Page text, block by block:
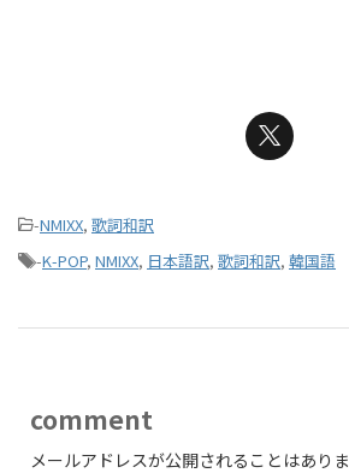
-NMIXX, 歌詞和訳
-K-POP, NMIXX, 日本語訳, 歌詞和訳, 韓国語
comment
メールアドレスが公開されることはありま